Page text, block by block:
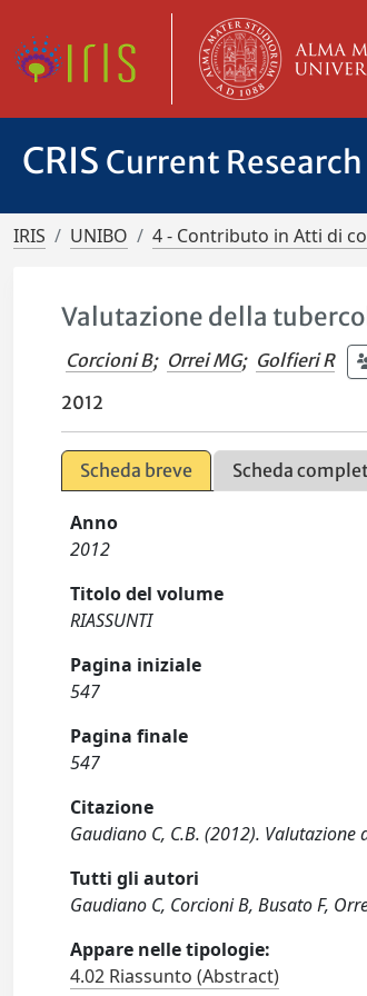
CRIS Current
IRIS UNIBO 4 - Contributo in Atti di
Valutazione della
Corcioni B; Orrei MG; Golfieri R
2012
Scheda breve Scheda
Anno
2012
Titolo del volume
RIASSUNTI
Pagina iniziale
547
Pagina finale
547
Citazione
Gaudiano C, C.B. (2012).
Tutti gli autori
Gaudiano C, Corcioni B, Busato F,
Appare nelle tipologie:
4.02 Riassunto (Abstract)